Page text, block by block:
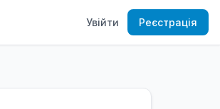
Увійти Реєстрація